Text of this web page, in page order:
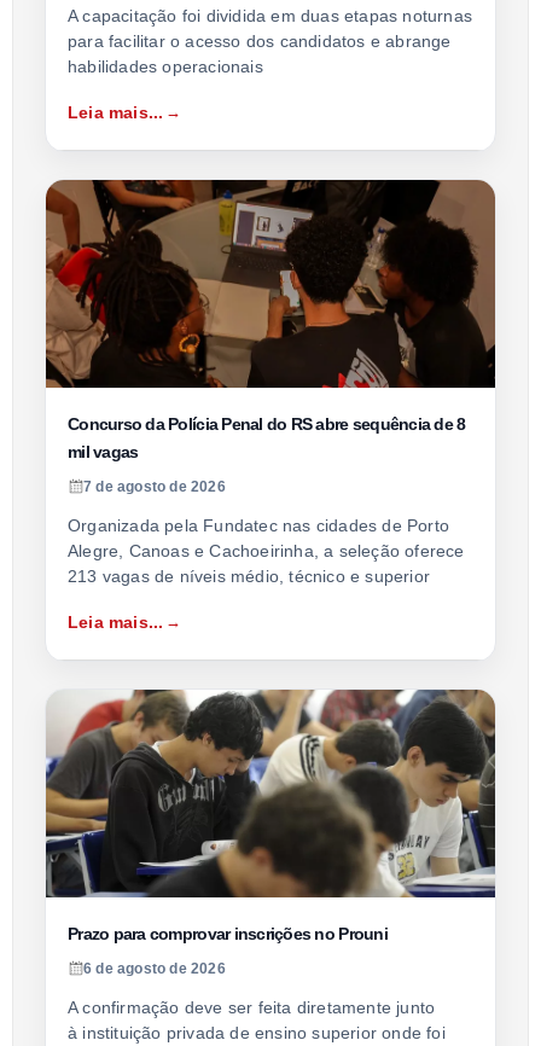
A capacitação foi dividida em duas etapas noturnas
para facilitar o acesso dos candidatos e abrange
habilidades operacionais
Leia mais...
Concurso da Polícia Penal do RS abre sequência de 8
mil vagas
7 de agosto de 2026
Organizada pela Fundatec nas cidades de Porto
Alegre, Canoas e Cachoeirinha, a seleção oferece
213 vagas de níveis médio, técnico e superior
Leia mais...
Prazo para comprovar inscrições no Prouni
6 de agosto de 2026
A confirmação deve ser feita diretamente junto
à instituição privada de ensino superior onde foi